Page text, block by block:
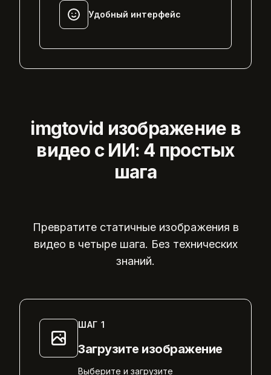
Удобный интерфейс
imgtovid изображение в
видео с ИИ: 4 простых
шага
Превратите статичные изображения в
видео в четыре шага. Без технических
знаний.
ШАГ 1
Загрузите изображение
Выберите и загрузите